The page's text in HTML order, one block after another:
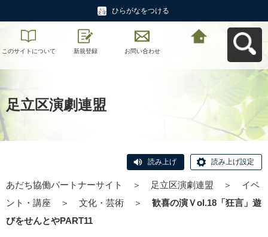
ひらがなをつける
このサイトについて 新規登録 お問い合わせ
足立区演劇連盟
読み上げ 読み上げ設定
あだち協働パートナーサイト ＞ 足立区演劇連盟 ＞
イベ
ント・講座
＞ 文化・芸術 ＞
歓喜の演Ｖol.18「狂言」遊
びをせんとやPART11